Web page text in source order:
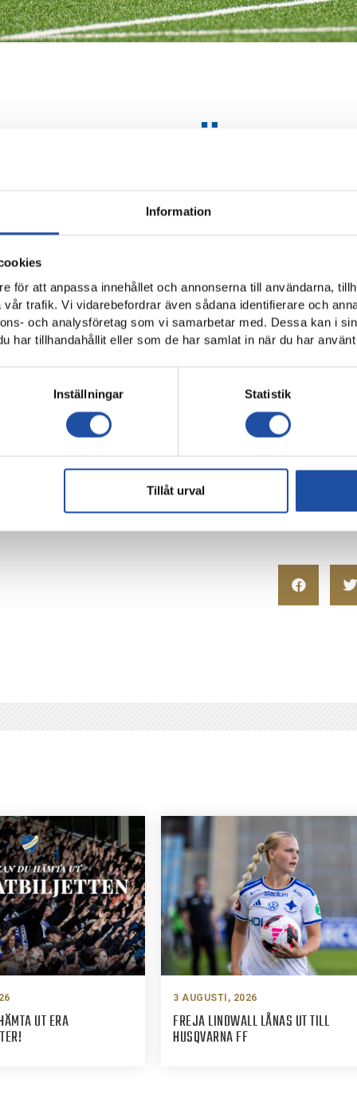
Information
för att anpassa innehållet och annonserna till användarna,
trafik. Vi vidarebefordrar även sådana identifierare och
och analysföretag som vi samarbetar med. Dessa kan i
har tillhandahållit eller som de har samlat in när du har
Inställningar Statistik
Tillåt urval
HAR LÄMNAT
i IFK Norrköpings framgångsrika 2024. Genom sina elva mål
OBOS Damallsvenskan.
år i IFK. Jag vill rikta ett stort tack till föreningen, alla
Sara om sin tid i Norrköping.
där både hon och laget tagit steg i sin utveckling. Vi önskar
UT ERA
3 AUGUSTI, 2026
FREJA LINDWALL LÅNAS UT TILL
HUSQVARNA FF